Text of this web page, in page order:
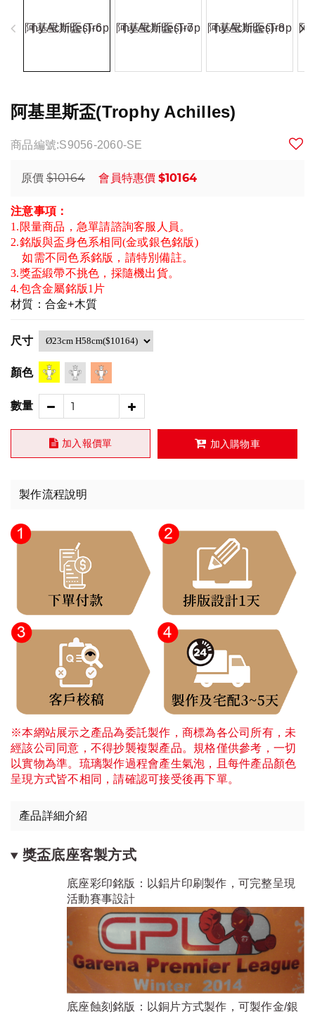
阿基里斯盃(Trophy Achilles)
商品編號:S9056-2060-SE
原價 $10164 會員特惠價 $10164
注意事項：
1.限量商品，急單請諮詢客服人員。
2.銘版與盃身色系相同(金或銀色銘版)
如需不同色系銘版，請特別備註。
3.獎盃緞帶不挑色，採隨機出貨。
4.包含金屬銘版1片
材質：合金+木質
尺寸
顏色
數量
加入報價單 加入購物車
製作流程說明
※本網站展示之產品為委託製作，商標為各公司所有，未
經該公司同意，不得抄襲複製產品。規格僅供參考，一切
以實物為準。琉璃製作過程會產生氣泡，且每件產品顏色
呈現方式皆不相同，請確認可接受後再下單。
產品詳細介紹
獎盃底座客製方式
底座彩印銘版：以鋁片印刷製作，可完整呈現
活動賽事設計
底座蝕刻銘版：以銅片方式製作，可製作金/銀